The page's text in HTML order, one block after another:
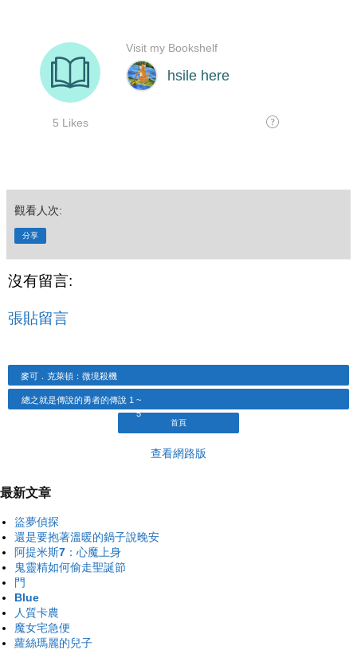
觀看人次:
分享
沒有留言:
張貼留言
麥可．克萊頓：微境殺機
總之就是傳說的勇者的傳說 1 ~
5
首頁
查看網路版
最新文章
盜夢偵探
還是要抱著溫暖的鍋子說晚安
阿提米斯7：心魔上身
鬼靈精如何偷走聖誕節
門
Blue
人質卡農
魔女宅急便
蘿絲瑪麗的兒子